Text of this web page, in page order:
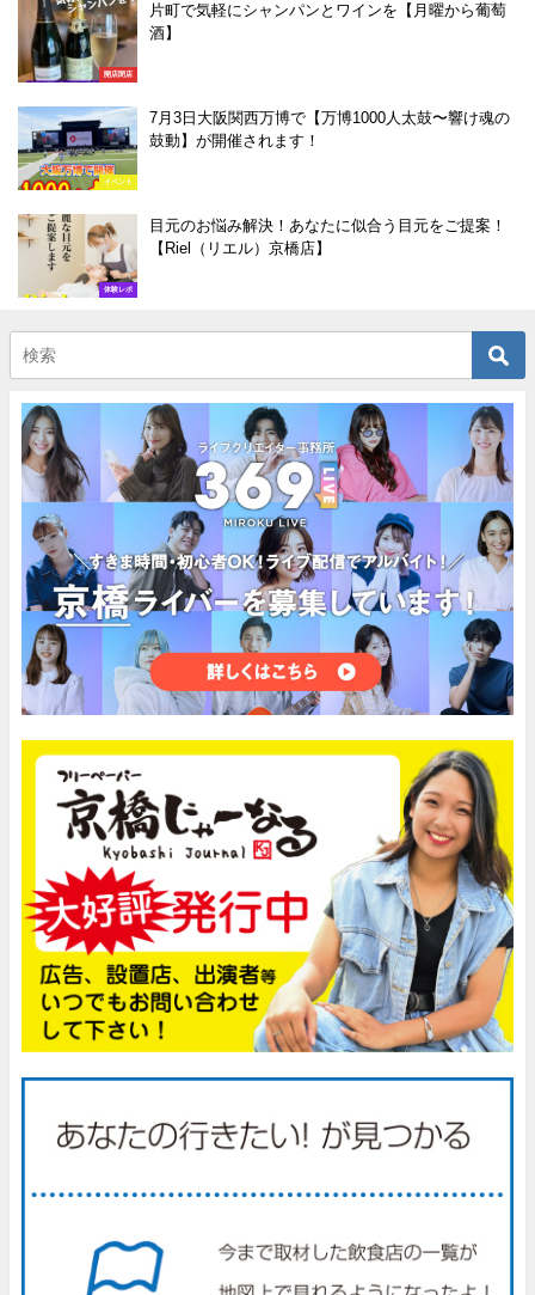
開店閉店
片町で気軽にシャンパンとワインを【月曜から葡萄
酒】
イベント
7月3日大阪関西万博で【万博1000人太鼓〜響け魂の
鼓動】が開催されます！
体験レポ
目元のお悩み解決！あなたに似合う目元をご提案！
【Riel（リエル）京橋店】